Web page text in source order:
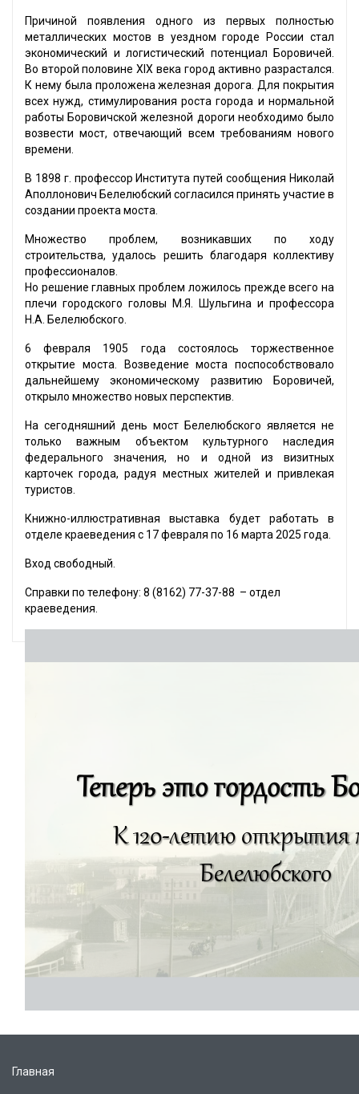
Причиной появления одного из первых полностью
металлических мостов в уездном городе России стал
экономический и логистический потенциал Боровичей.
Во второй половине XIX века город активно разрастался.
К нему была проложена железная дорога. Для покрытия
всех нужд, стимулирования роста города и нормальной
работы Боровичской железной дороги необходимо было
возвести мост, отвечающий всем требованиям нового
времени.
В 1898 г. профессор Института путей сообщения Николай
Аполлонович Белелюбский согласился принять участие в
создании проекта моста.
Множество проблем, возникавших по ходу
строительства, удалось решить благодаря коллективу
профессионалов.
Но решение главных проблем ложилось прежде всего на
плечи городского головы М.Я. Шульгина и профессора
Н.А. Белелюбского.
6 февраля 1905 года состоялось торжественное
открытие моста. Возведение моста поспособствовало
дальнейшему экономическому развитию Боровичей,
открыло множество новых перспектив.
На сегодняшний день мост Белелюбского является не
только важным объектом культурного наследия
федерального значения, но и одной из визитных
карточек города, радуя местных жителей и привлекая
туристов.
Книжно-иллюстративная выставка будет работать в
отделе краеведения с 17 февраля по 16 марта 2025 года.
Вход свободный.
Справки по телефону: 8 (8162) 77-37-88 – отдел
краеведения.
Главная